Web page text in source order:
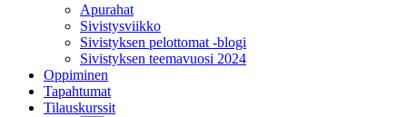
Apurahat
Sivistysviikko
Sivistyksen pelottomat -blogi
Sivistyksen teemavuosi 2024
Oppiminen
Tapahtumat
Tilauskurssit